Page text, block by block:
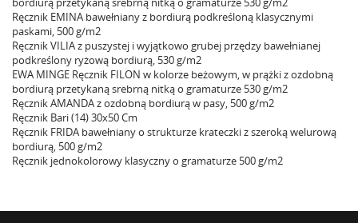
Ręcznik EMINA bawełniany z bordiurą podkreśloną klasycznymi
paskami, 500 g/m2
Ręcznik VILIA z puszystej i wyjątkowo grubej przędzy bawełnianej
podkreślony ryżową bordiurą, 530 g/m2
EWA MINGE Ręcznik FILON w kolorze beżowym, w prążki z ozdobną
bordiurą przetykaną srebrną nitką o gramaturze 530 g/m2
Ręcznik AMANDA z ozdobną bordiurą w pasy, 500 g/m2
Ręcznik Bari (14) 30x50 Cm
Ręcznik FRIDA bawełniany o strukturze krateczki z szeroką welurową
bordiurą, 500 g/m2
Ręcznik jednokolorowy klasyczny o gramaturze 500 g/m2